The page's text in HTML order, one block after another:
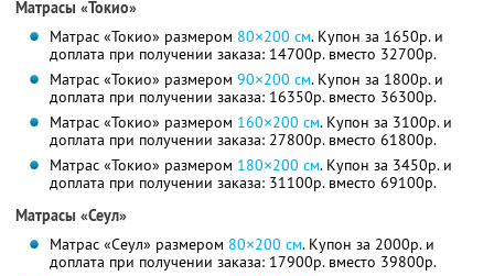
Матрасы «Токио»
Матрас «Токио» размером 80×200 см. Купон за 1650р. и
доплата при получении заказа: 14700р. вместо 32700р.
Матрас «Токио» размером 90×200 см. Купон за 1800р. и
доплата при получении заказа: 16350р. вместо 36300р.
Матрас «Токио» размером 160×200 см. Купон за 3100р. и
доплата при получении заказа: 27800р. вместо 61800р.
Матрас «Токио» размером 180×200 см. Купон за 3450р. и
доплата при получении заказа: 31100р. вместо 69100р.
Матрасы «Сеул»
Матрас «Сеул» размером 80×200 см. Купон за 2000р. и
доплата при получении заказа: 17900р. вместо 39800р.